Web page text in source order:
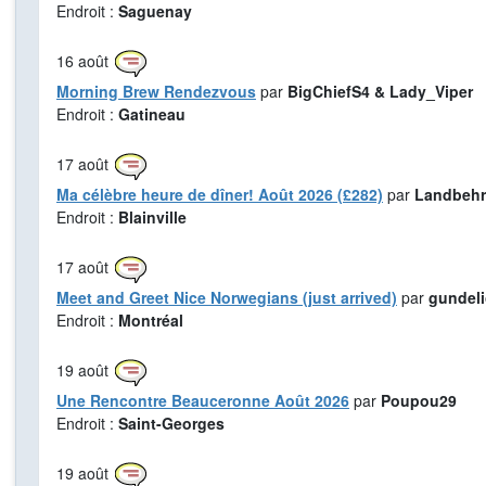
Endroit : Saguenay
16 août
Morning Brew Rendezvous par BigChiefS4 & Lady_Viper
Endroit : Gatineau
17 août
Ma célèbre heure de dîner! Août 2026 (£282) par
Endroit : Blainville
17 août
Meet and Greet Nice Norwegians (just arrived) par
Endroit : Montréal
19 août
Une Rencontre Beauceronne Août 2026 par Poupou29
Endroit : Saint-Georges
19 août